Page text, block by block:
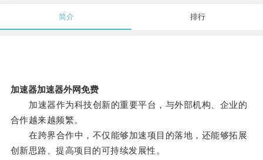
简介 排行
加速器加速器外网免费
加速器作为科技创新的重要平台，与外部机构、企业的
合作越来越频繁。
在跨界合作中，不仅能够加速项目的落地，还能够拓展
创新思路、提高项目的可持续发展性。